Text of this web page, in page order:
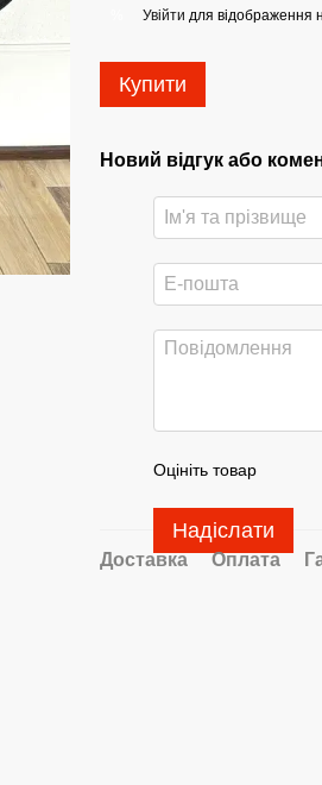
Увійти для відображення
Купити
Новий відгук або
Оцініть товар
Надіслати
Доставка Оплата